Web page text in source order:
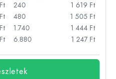
240
1 619 Ft
480
1 505 Ft
1.740
1 444 Ft
6.880
1 247 Ft